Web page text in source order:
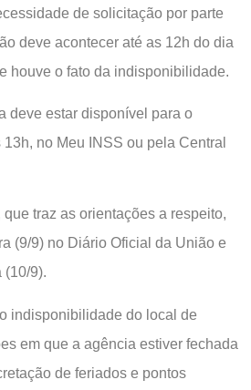
de solicitação por parte
deve acontecer até as 12h do dia
houve o fato da indisponibilidade.
deve estar disponível para o
no Meu INSS ou pela Central
que traz as orientações a respeito,
(9/9) no Diário Oficial da União e
(10/9).
indisponibilidade do local de
em que a agência estiver fechada
de feriados e pontos